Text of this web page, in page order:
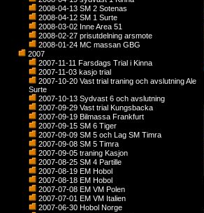
2008-04-13 SM 2 Sotenas
2008-04-12 SM 1 Surte
2008-03-02 Inne Area 51
2008-02-27 prisutdelning arsmote
2008-01-24 MC massan GBG
2007
2007-11-11 Farsdags Trial i Kinna
2007-11-03 kasjo trial
2007-10-20 Vast trial traning och avslutning Ale
Surte
2007-10-13 Sydvast 6 och avslutning
2007-09-29 Vast trial Kungsbacka
2007-09-19 Bilmassa Frankfurt
2007-09-15 SM 6 Tiger
2007-09-09 SM 5 och Lag SM Timra
2007-09-08 SM 5 Timra
2007-09-05 traning Kasjon
2007-08-25 SM 4 Partille
2007-08-19 EM Hobol
2007-08-18 EM Hobol
2007-07-08 EM VM Polen
2007-07-01 EM VM Italien
2007-06-30 Hobol Norge